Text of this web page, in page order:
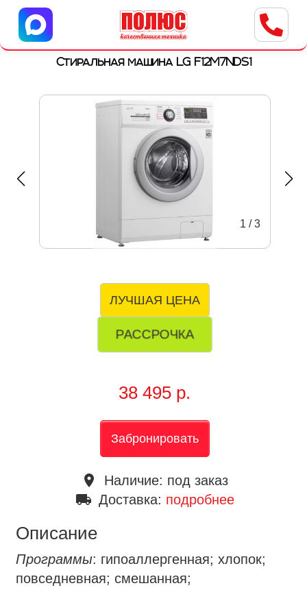
Центр бытовой техники
г. Ульяновск, ул. Пушкарева, 8a
Стиральная машина LG F12M7NDS1
1 /3
ЛУЧШАЯ ЦЕНА
РАССРОЧКА
38 495 р.
Забронировать
place Наличие: под заказ
local_shipping Доставка: подробнее
Описание
Программы: гипоаллергенная; хлопок;
повседневная; смешанная;